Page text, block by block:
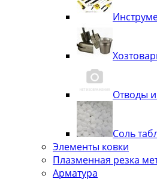
Отводы
Соль
Элементы ковки
Плазменная резка
Арматура